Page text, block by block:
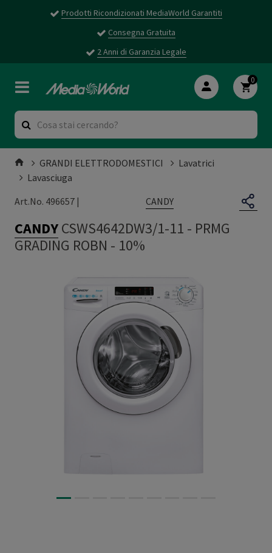
Prodotti Ricondizionati MediaWorld Garantiti
Consegna Gratuita
2 Anni di Garanzia Legale
0
GRANDI ELETTRODOMESTICI
Lavatrici
Lavasciuga
Art.No. 496657 |
CANDY
CANDYCSWS4642DW3/1-11 - PRMG
GRADING ROBN - 10%